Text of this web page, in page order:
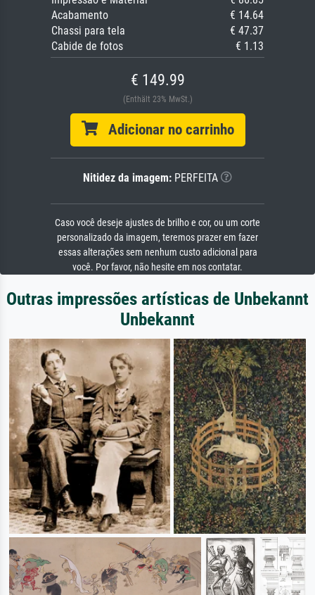
Acabamento
€ 14.64
Chassi para tela
€ 47.37
Cabide de fotos
€ 1.13
€ 149.99
(Enthält 23% MwSt.)
Adicionar no carrinho
Nitidez da imagem: PERFEITA
Caso você deseje ajustes de brilho e cor, ou um corte
personalizado da imagem, teremos prazer em fazer
essas alterações sem nenhum custo adicional para
você. Por favor, não hesite em nos contatar.
Outras impressões artísticas de Unbekannt
Unbekannt